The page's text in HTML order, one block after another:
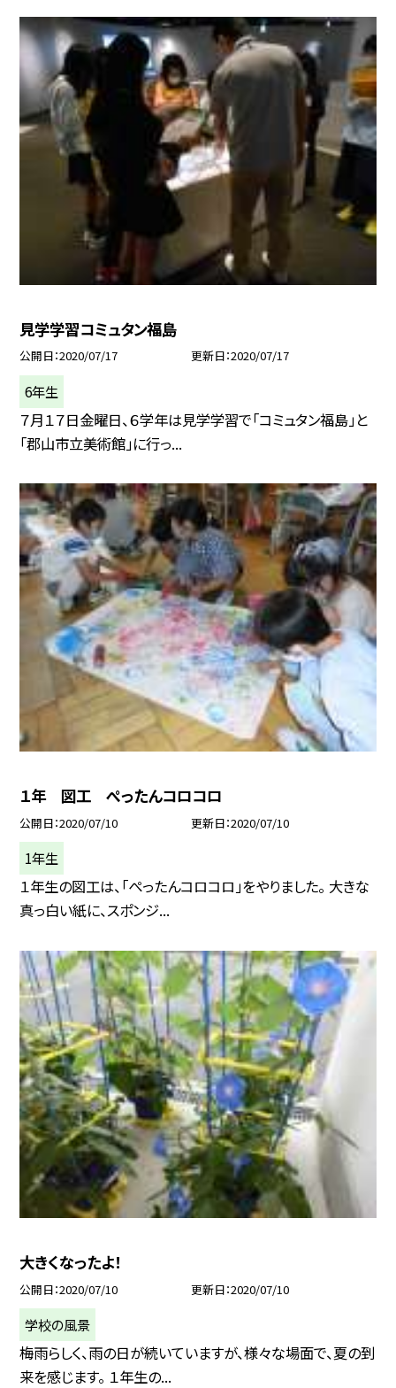
見学学習コミュタン福島
公開日 2020/07/17 更新日 2020/07/17
6年生
７月１７日金曜日、６学年は見学学習で「コミュタン福島」と
「郡山市立美術館」に行っ...
１年 図工 ぺったんコロコロ
公開日 2020/07/10 更新日 2020/07/10
1年生
１年生の図工は、「ぺったんコロコロ」をやりました。 大きな
真っ白い紙に、スポンジ...
大きくなったよ！
公開日 2020/07/10 更新日 2020/07/10
学校の風景
梅雨らしく、雨の日が続いていますが、様々な場面で、夏の到
来を感じます。 １年生の...